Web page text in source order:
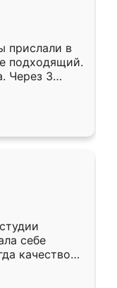
прислали в
подходящий.
Через 3
Остались
себе
качеством
уже почти